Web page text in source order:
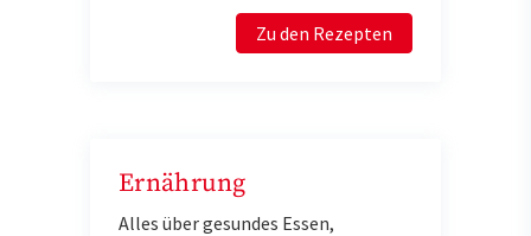
Zu den Rezepten
Ernährung
Alles über gesundes Essen,